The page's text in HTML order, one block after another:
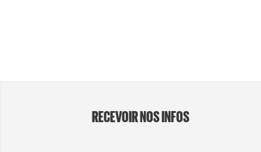
RECEVOIR NOS INFOS